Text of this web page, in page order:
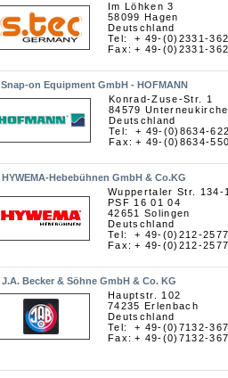
Im Löhken 3
58099 Hagen
Deutschland
Tel:
Fax:
+ 49-(0)2331-
+ 49-(0)2331-
Snap-on Equipment GmbH - HOFMANN
Konrad-Zuse-Str. 1
84579
Deutschland
Tel:
Fax:
+ 49-(0)8634-
+ 49-(0)8634-
HYWEMA-Hebebühnen GmbH & Co.KG
Wuppertaler Str. 134-
PSF 16 01 04
42651 Solingen
Deutschland
Tel:
Fax:
+ 49-(0)212-
+ 49-(0)212-
J.A. Becker & Söhne GmbH & Co. KG
Hauptstr. 102
74235 Erlenbach
Deutschland
Tel:
Fax:
+ 49-(0)7132-
+ 49-(0)7132-